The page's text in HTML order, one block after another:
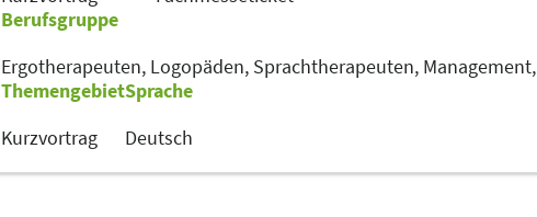
Berufsgruppe
Ergotherapeuten, Logopäden, Sprachtherapeuten, Management,
Themengebiet
Kurzvortrag
Sprache
Deutsch